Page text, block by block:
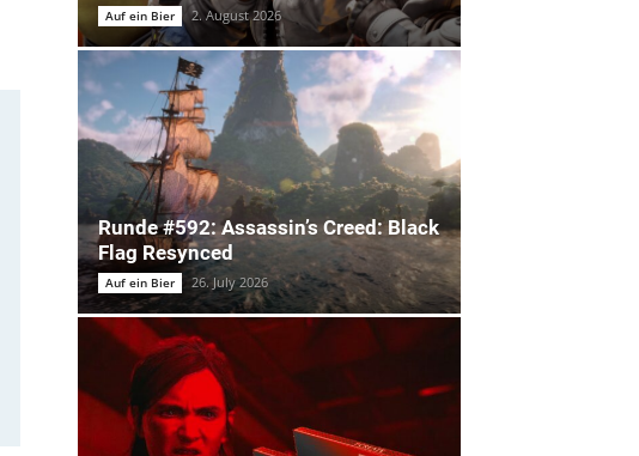
Auf ein Bier 2. August 2026
Runde #592: Assassin’s Creed: Black
Flag Resynced
Auf ein Bier 26. July 2026